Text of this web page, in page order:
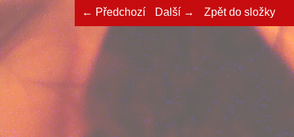
← Předchozí Další → Zpět do složky